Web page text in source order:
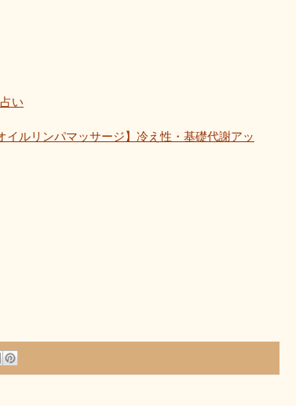
い
イルリンパマッサージ】冷え性・基礎代謝アッ